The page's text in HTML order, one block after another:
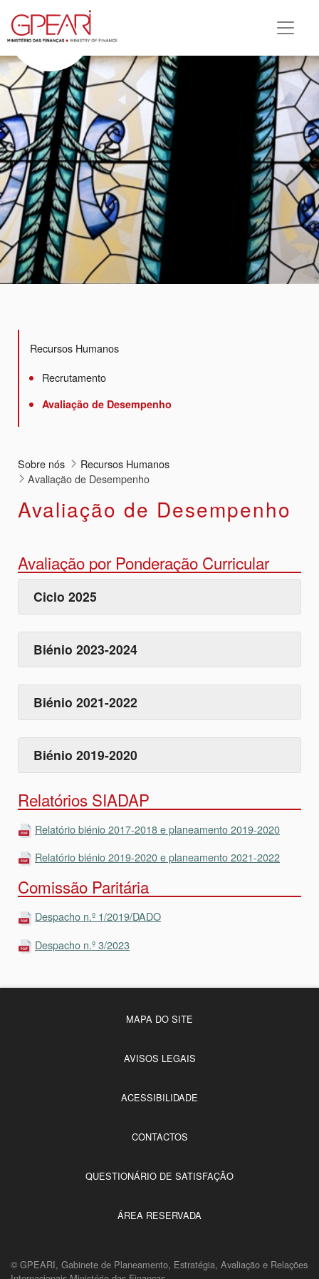
Recursos Humanos
Recrutamento
Avaliação de Desempenho
Sobre nós
Recursos Humanos
Avaliação de Desempenho
Avaliação de Desempenho
Avaliação por Ponderação Curricular
Ciclo 2025
Biénio 2023-2024
Biénio 2021-2022
Biénio 2019-2020
Relatórios SIADAP
Relatório biénio 2017-2018 e planeamento 2019-2020
Relatório biénio 2019-2020 e planeamento 2021-2022
Comissão Paritária
Despacho n.º 1/2019/DADO
Despacho n.º 3/2023
MAPA DO SITE
AVISOS LEGAIS
ACESSIBILIDADE
CONTACTOS
QUESTIONÁRIO DE SATISFAÇÃO
ÁREA RESERVADA
© GPEARI, Gabinete de Planeamento, Estratégia, Avaliação e Relações